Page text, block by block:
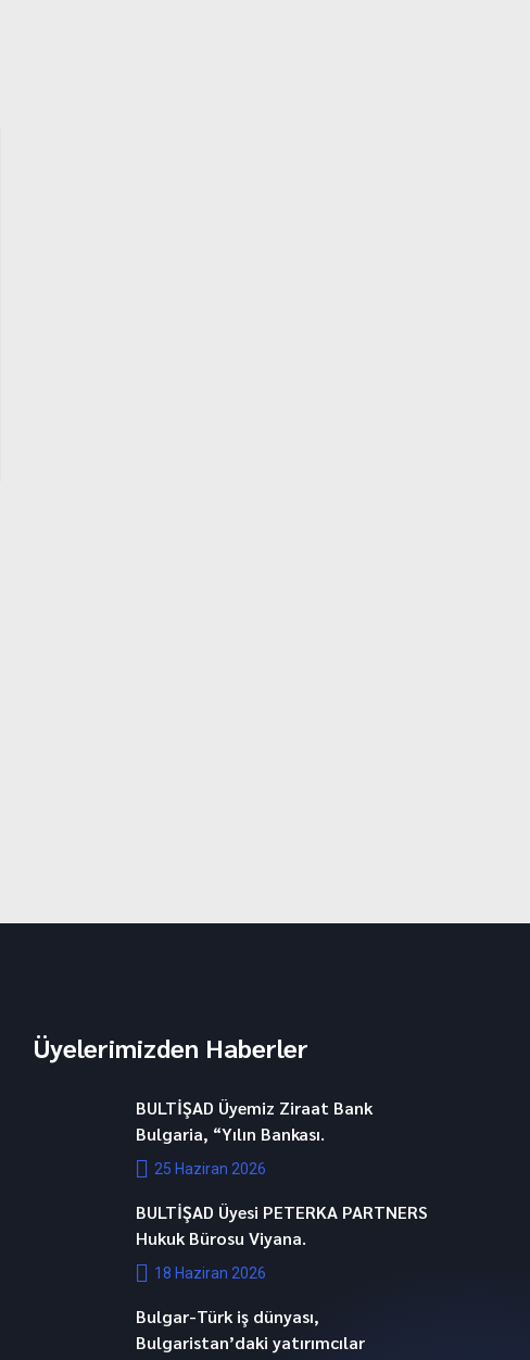
Üyelerimizden Haberler
BULTİŞAD Üyemiz Ziraat Bank
Bulgaria, “Yılın Bankası.
25 Haziran 2026
BULTİŞAD Üyesi PETERKA PARTNERS
Hukuk Bürosu Viyana.
18 Haziran 2026
Bulgar-Türk iş dünyası,
Bulgaristan’daki yatırımcılar